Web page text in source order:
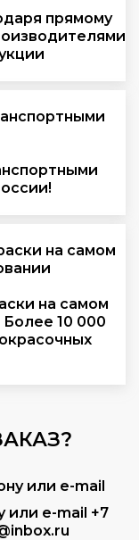
прямому
на самом
10 000
или e-mail +7